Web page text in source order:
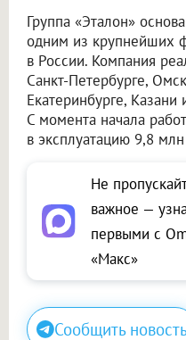
Группа «Эталон»
одним из крупнейших
в России. Компания
Санкт-Петербурге,
Екатеринбурге, Казани
С момента начала
в эксплуатацию 9,8
Не
важное —
первыми с
«Макс»
Сообщить